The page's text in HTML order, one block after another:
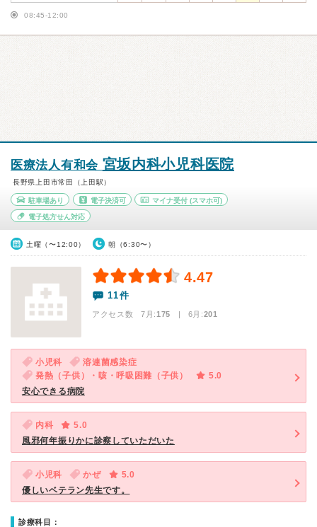
08:45-12:00
医療法人有和会 宮坂内科小児科医院
長野県上田市常田（上田駅）
駐車場あり 電子決済可 マイナ受付 (スマホ可)
電子処方せん対応
土曜（〜12:00） 朝（6:30〜）
4.47
11件
アクセス数 7月:175 | 6月:201
小児科
溶連菌感染症
発熱（子供）・咳・呼吸困難（子供）
5.0
安心できる病院
内科
5.0
風邪何年振りかに診察していただいた
小児科 かぜ
5.0
優しいベテラン先生です。
診療科目：